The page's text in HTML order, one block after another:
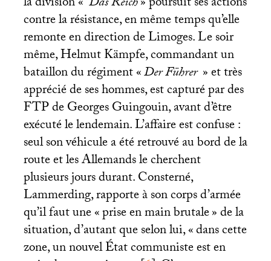
contre la résistance, en même temps qu’elle
remonte en direction de Limoges. Le soir
même, Helmut Kämpfe, commandant un
bataillon du régiment «Der Führer » et très
apprécié de ses hommes, est capturé par des
FTPde Georges Guingouin, avant d’être
exécuté le lendemain. L’affaire est confuse :
seul son véhicule a été retrouvé au bord de la
route et les Allemands le cherchent
plusieurs jours durant. Consterné,
Lammerding, rapporte à son corps d’armée
qu’il faut une «prise en main brutale» de la
situation, d’autant que selon lui, «dans cette
zone, un nouvel État communiste est en